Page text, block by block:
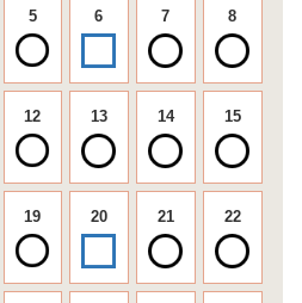
5 6 7 8
12 13 14 15
19 20 21 22